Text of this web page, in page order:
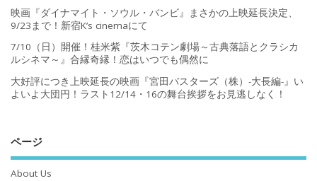
映画『ダイナマイト・ソウル・バンビ』まさかの上映延長決定、
9/23まで！新宿K’s cinemaにて
7/10（日）開催！桂米紫『茨木コテン劇場～古典落語とクラシカ
ルシネマ～』合縁奇縁！恋はいつでも偶然に
大好評につき上映延長の映画『宮田バスターズ（株）-大長編-』い
よいよ大団円！ラスト12/14・16の舞台挨拶をお見逃しなく！
ページ
About Us